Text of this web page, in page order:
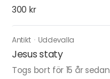
300 kr
Antikt · Uddevalla
Jesus staty
Togs bort för 15 år sedan